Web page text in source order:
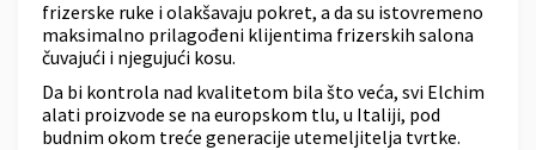
frizerske ruke i olakšavaju pokret, a da su istovremeno
maksimalno prilagođeni klijentima frizerskih salona
čuvajući i njegujući kosu.
Da bi kontrola nad kvalitetom bila što veća, svi Elchim
alati proizvode se na europskom tlu, u Italiji, pod
budnim okom treće generacije utemeljitelja tvrtke.